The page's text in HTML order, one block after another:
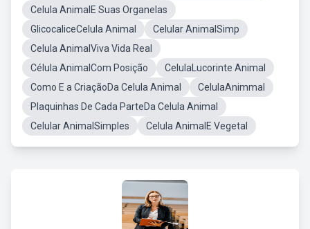
Celula AnimalE Suas Organelas
GlicocaliceCelula Animal
Celular AnimalSimp
Celula AnimalViva Vida Real
Célula AnimalCom Posição
CelulaLucorinte Animal
Como E a CriaçãoDa Celula Animal
CelulaAnimmal
Plaquinhas De Cada ParteDa Celula Animal
Celular AnimalSimples
Celula AnimalE Vegetal